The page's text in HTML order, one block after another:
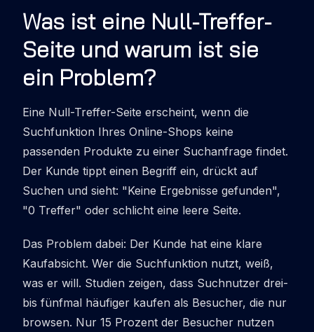
Was ist eine Null-Treffer-
Seite und warum ist sie
ein Problem?
Eine Null-Treffer-Seite erscheint, wenn die
Suchfunktion Ihres Online-Shops keine
passenden Produkte zu einer Suchanfrage findet.
Der Kunde tippt einen Begriff ein, drückt auf
Suchen und sieht: "Keine Ergebnisse gefunden",
"0 Treffer" oder schlicht eine leere Seite.
Das Problem dabei: Der Kunde hat eine klare
Kaufabsicht. Wer die Suchfunktion nutzt, weiß,
was er will. Studien zeigen, dass Suchnutzer drei-
bis fünfmal häufiger kaufen als Besucher, die nur
browsen. Nur 15 Prozent der Besucher nutzen